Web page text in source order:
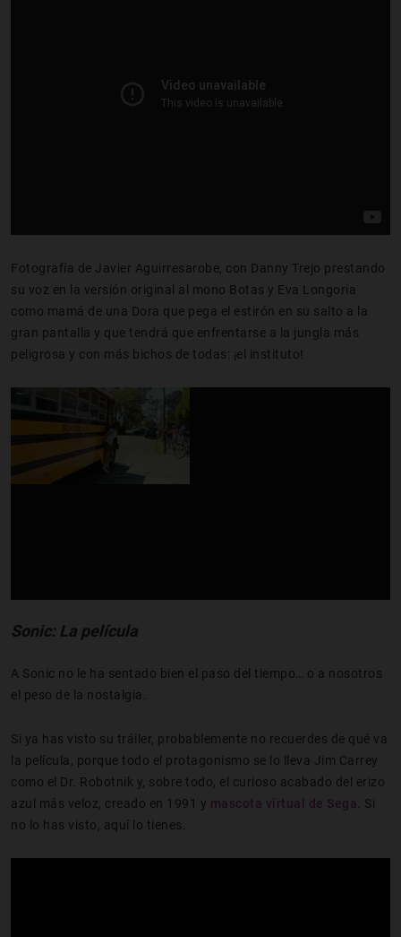
Fotografía de Javier Aguirresarobe, con Danny Trejo prestando
su voz en la versión original al mono Botas y Eva Longoria
como mamá de una Dora que pega el estirón en su salto a la
gran pantalla y que tendrá que enfrentarse a la jungla más
peligrosa y con más bichos de todas: ¡el instituto!
Sonic: La película
A Sonic no le ha sentado bien el paso del tiempo… o a nosotros
el peso de la nostalgia.
Si ya has visto su tráiler, probablemente no recuerdes de qué va
la película, porque todo el protagonismo se lo lleva Jim Carrey
como el Dr. Robotnik y, sobre todo, el curioso acabado del erizo
azul más veloz, creado en 1991 y mascota virtual de Sega
. Si
no lo has visto, aquí lo tienes.